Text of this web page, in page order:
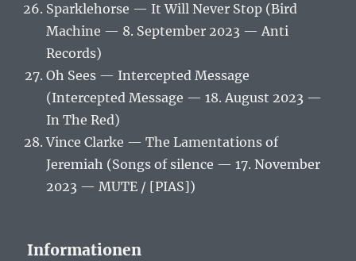
Sparklehorse — It Will Never Stop (Bird
Machine — 8. September 2023 — Anti
Records)
Oh Sees — Intercepted Message
(Intercepted Message — 18. August 2023 —
In The Red)
Vince Clarke — The Lamentations of
Jeremiah (Songs of silence — 17. November
2023 — MUTE / [PIAS])
Informationen